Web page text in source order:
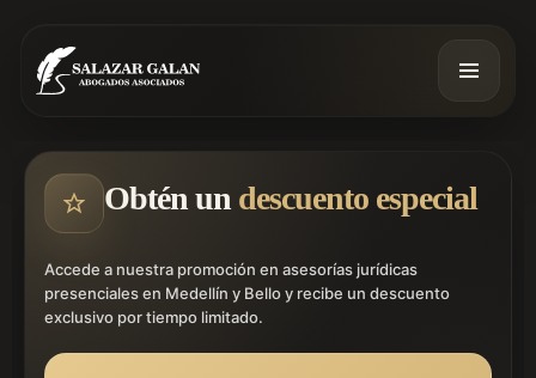
Obtén un descuento especial
Accede a nuestra promoción en asesorías jurídicas
presenciales en Medellín y Bello y recibe un descuento
exclusivo por tiempo limitado.